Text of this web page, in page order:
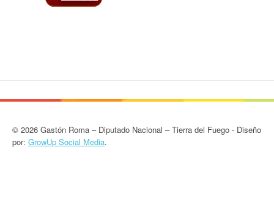
© 2026 Gastón Roma – Diputado Nacional – Tierra del Fuego - Diseño
por: GrowUp Social Media.